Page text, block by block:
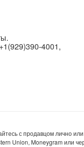
4001,
с продавцом лично
Union, Moneygram или